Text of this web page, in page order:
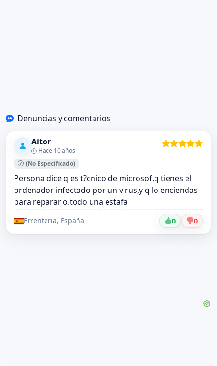
Denuncias y comentarios
Aitor
Hace 10 años
(No Especificado)
Persona dice q es t?cnico de microsof.q tienes el
ordenador infectado por un virus,y q lo enciendas
para repararlo.todo una estafa
Errenteria, España 0 0